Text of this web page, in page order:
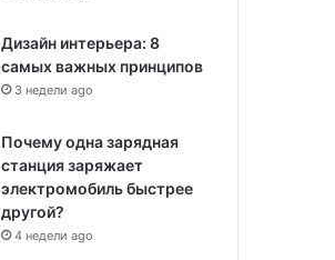
Дизайн интерьера: 8
самых важных принципов
3 недели ago
Почему одна зарядная
станция заряжает
электромобиль быстрее
другой?
4 недели ago